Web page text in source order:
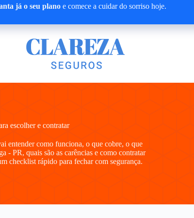
já o seu planoe comece a cuidar do sorriso hoje.
escolher e contratar
entender como funciona, o que cobre, o que
- PR, quais são as carências e como contratar
checklist rápido para fechar com segurança.